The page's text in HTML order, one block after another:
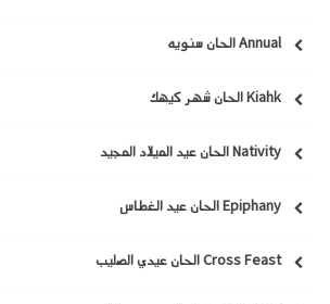
Annual الحان سنويه
Kiahk الحان شهر كيهك
Nativity الحان عيد الميلاد المجيد
Epiphany الحان عيد الغطاس
Cross Feast الحان عيدي الصليب